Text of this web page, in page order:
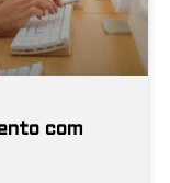
com